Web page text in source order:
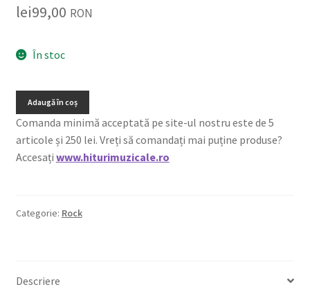
lei99,00 RON
În stoc
Adaugă în coș
Comanda minimă acceptată pe site-ul nostru este de 5
articole și 250 lei. Vreți să comandați mai puține produse?
Accesați www.hiturimuzicale.ro
Categorie: Rock
Descriere